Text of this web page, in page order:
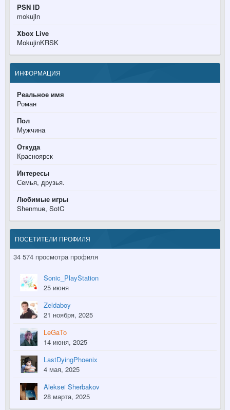
PSN ID
mokujln
Xbox Live
MokujinKRSK
ИНФОРМАЦИЯ
Реальное имя
Роман
Пол
Мужчина
Откуда
Красноярск
Интересы
Семья, друзья.
Любимые игры
Shenmue, SotC
ПОСЕТИТЕЛИ ПРОФИЛЯ
34 574 просмотра профиля
Sonic_PlayStation
25 июня
Zeldaboy
21 ноября, 2025
LeGaTo
14 июня, 2025
LastDyingPhoenix
4 мая, 2025
Aleksei Sherbakov
28 марта, 2025